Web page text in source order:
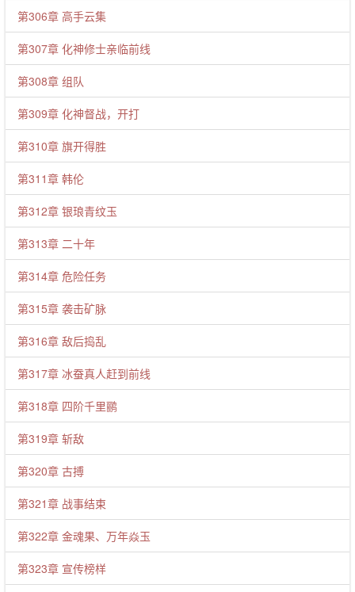
第306章 高手云集
第307章 化神修士亲临前线
第308章 组队
第309章 化神督战，开打
第310章 旗开得胜
第311章 韩伦
第312章 银琅青纹玉
第313章 二十年
第314章 危险任务
第315章 袭击矿脉
第316章 敌后捣乱
第317章 冰蚕真人赶到前线
第318章 四阶千里鹂
第319章 斩敌
第320章 古搏
第321章 战事结束
第322章 金魂果、万年焱玉
第323章 宣传榜样